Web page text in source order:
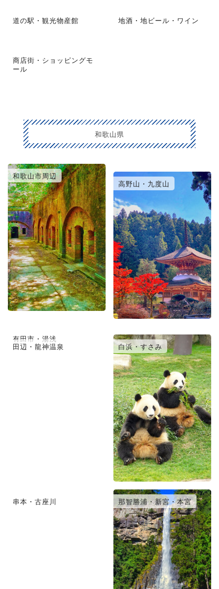
道の駅・観光物産館 地酒・地ビール・ワイン
商店街・ショッピングモ
ール
和歌山県
和歌山市周辺
紀の川・岩出
高野山・九度山
有田市・湯浅
御坊・日高
田辺・龍神温泉
白浜・すさみ
串本・古座川 那智勝浦・新宮・本宮